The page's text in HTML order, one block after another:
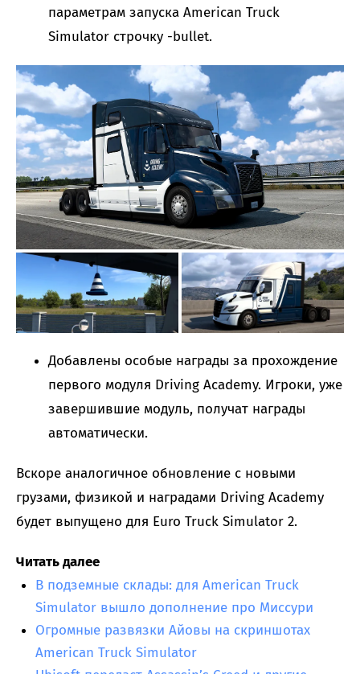
параметрам запуска American Truck
Simulator строчку -bullet.
Добавлены особые награды за прохождение
первого модуля Driving Academy. Игроки, уже
завершившие модуль, получат награды
автоматически.
Вскоре аналогичное обновление с новыми
грузами, физикой и наградами Driving Academy
будет выпущено для Euro Truck Simulator 2.
Читать далее
В подземные склады: для American Truck
Simulator вышло дополнение про Миссури
Огромные развязки Айовы на скриншотах
American Truck Simulator